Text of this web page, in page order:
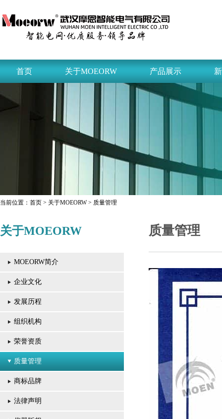
首页 关于MOEORW 产品展示
当前位置： 首页 > 关于MOEORW> 质量管理
关于MOEORW
MOEORW简介
企业文化
发展历程
组织机构
荣誉资质
质量管理
商标品牌
法律声明
质量管理